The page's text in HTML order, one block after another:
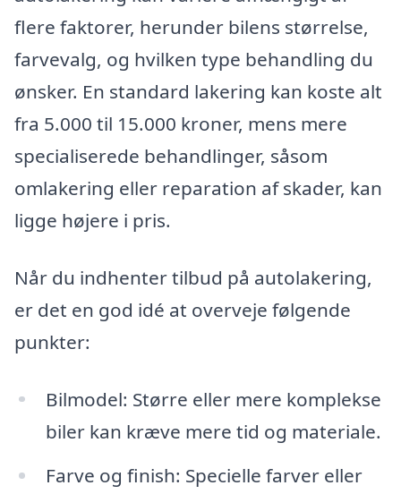
flere faktorer, herunder bilens størrelse,
farvevalg, og hvilken type behandling du
ønsker. En standard lakering kan koste alt
fra 5.000 til 15.000 kroner, mens mere
specialiserede behandlinger, såsom
omlakering eller reparation af skader, kan
ligge højere i pris.
Når du indhenter tilbud på autolakering,
er det en god idé at overveje følgende
punkter:
Bilmodel: Større eller mere komplekse
biler kan kræve mere tid og materiale.
Farve og finish: Specielle farver eller